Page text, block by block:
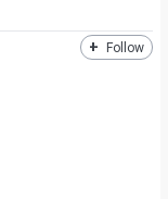
+ Follow